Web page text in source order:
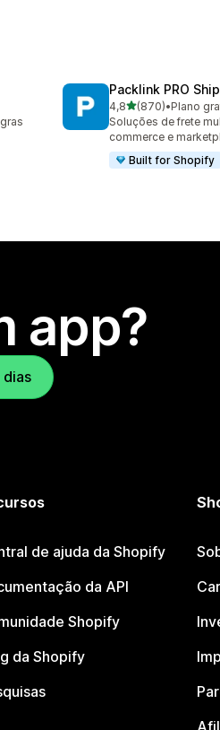
Packlink PRO
4,8de 5 estrelas
(870)
870 avaliações ao
•Plano
Soluções de frete
commerce e
Built for Shopify
app?
de ajuda da Shopify
da API
Shopify
da Shopify